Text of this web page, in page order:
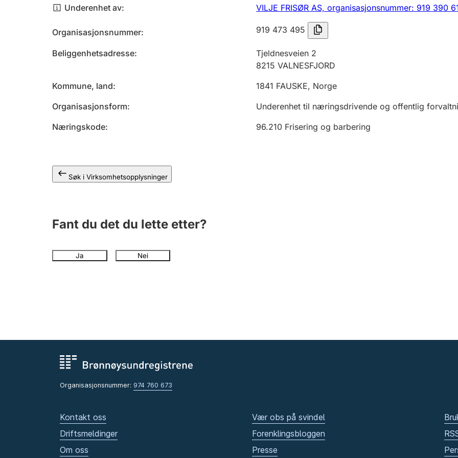
Underenhet av VILJE FRISØR AS, organisasjonsnummer: 919 390
Organisasjonsnummer 919 473 495
Beliggenhetsadresse
Tjeldnesveien 2
8215 VALNESFJORD
Kommune, land
1841 FAUSKE, Norge
Organisasjonsform
Underenhet til næringsdrivende og offentlig
Næringskode
96.210 Frisering og barbering
Søk i Virksomhetsopplysninger
Fant du det du lette etter?
Ja Nei
Organisasjonsnummer: 974 760 673
Kontakt oss
Driftsmeldinger
Om oss
Vær obs på svindel
Forenklingsbloggen
Presse